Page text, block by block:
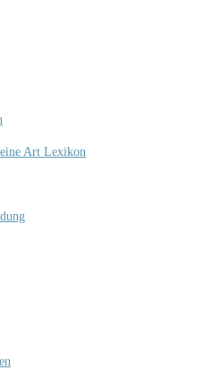
Art Lexikon